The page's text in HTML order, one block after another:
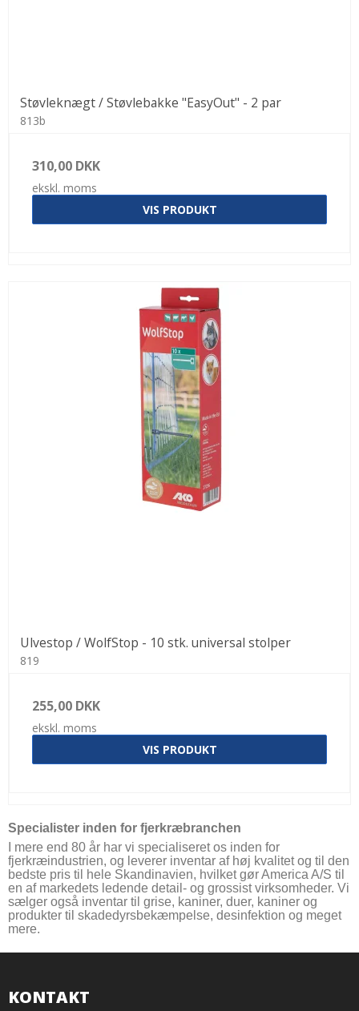
Støvleknægt / Støvlebakke "EasyOut" - 2 par
813b
310,00 DKK
ekskl. moms
VIS PRODUKT
Ulvestop / WolfStop - 10 stk. universal stolper
819
255,00 DKK
ekskl. moms
VIS PRODUKT
Specialister inden for fjerkræbranchen
I mere end 80 år har vi specialiseret os inden for
fjerkræindustrien, og leverer inventar af høj kvalitet og til den
bedste pris til hele Skandinavien, hvilket gør America A/S til
en af markedets ledende detail- og grossist virksomheder. Vi
sælger også inventar til grise, kaniner, duer, kaniner og
produkter til skadedyrsbekæmpelse, desinfektion og meget
mere.
KONTAKT